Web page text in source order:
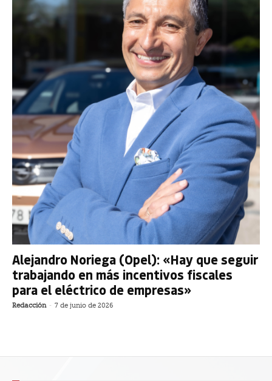
Alejandro Noriega (Opel): «Hay que seguir
trabajando en más incentivos fiscales
para el eléctrico de empresas»
Redacción - 7 de junio de 2026